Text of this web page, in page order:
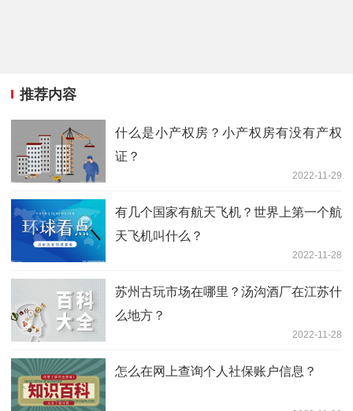
推荐内容
什么是小产权房？小产权房有没有产权
证？
2022-11-29
有几个国家有航天飞机？世界上第一个航
天飞机叫什么？
2022-11-28
苏州古玩市场在哪里？汤沟酒厂在江苏什
么地方？
2022-11-28
怎么在网上查询个人社保账户信息？